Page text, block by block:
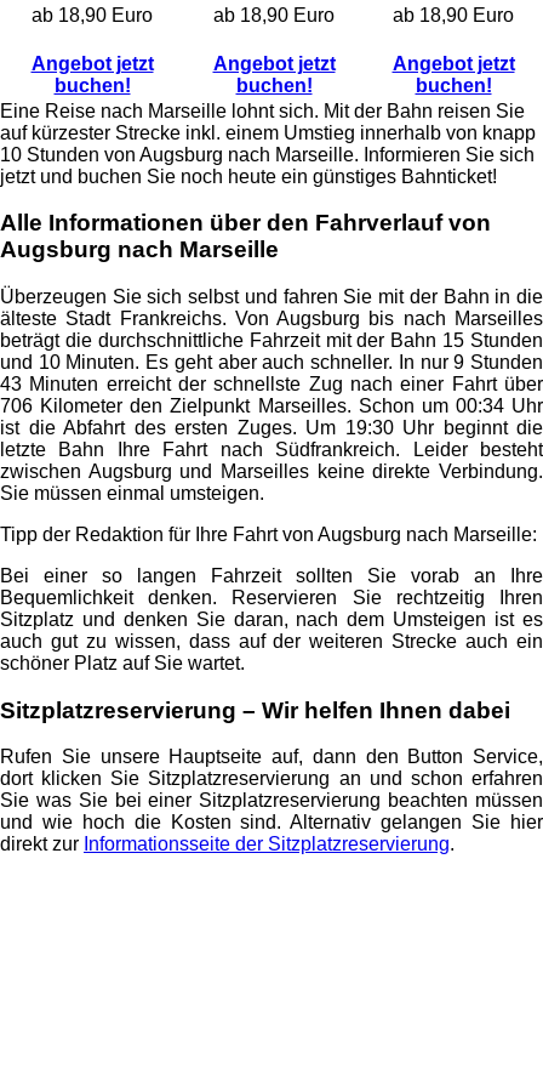
ab 18,90 Euro
ab 18,90 Euro ab 18,90 Euro
Angebot jetzt
buchen!
Angebot jetzt
buchen!
Angebot jetzt
buchen!
Eine Reise nach Marseille lohnt sich. Mit der Bahn reisen Sie
auf kürzester Strecke inkl. einem Umstieg innerhalb von knapp
10 Stunden von Augsburg nach Marseille. Informieren Sie sich
jetzt und buchen Sie noch heute ein günstiges Bahnticket!
Alle Informationen über den Fahrverlauf von
Augsburg nach Marseille
Überzeugen Sie sich selbst und fahren Sie mit der Bahn in die
älteste Stadt Frankreichs. Von Augsburg bis nach Marseilles
beträgt die durchschnittliche Fahrzeit mit der Bahn 15 Stunden
und 10 Minuten. Es geht aber auch schneller. In nur 9 Stunden
43 Minuten erreicht der schnellste Zug nach einer Fahrt über
706 Kilometer den Zielpunkt Marseilles. Schon um 00:34 Uhr
ist die Abfahrt des ersten Zuges. Um 19:30 Uhr beginnt die
letzte Bahn Ihre Fahrt nach Südfrankreich. Leider besteht
zwischen Augsburg und Marseilles keine direkte Verbindung.
Sie müssen einmal umsteigen.
Tipp der Redaktion für Ihre Fahrt von Augsburg nach Marseille:
Bei einer so langen Fahrzeit sollten Sie vorab an Ihre
Bequemlichkeit denken. Reservieren Sie rechtzeitig Ihren
Sitzplatz und denken Sie daran, nach dem Umsteigen ist es
auch gut zu wissen, dass auf der weiteren Strecke auch ein
schöner Platz auf Sie wartet.
Sitzplatzreservierung – Wir helfen Ihnen dabei
Rufen Sie unsere Hauptseite auf, dann den Button Service,
dort klicken Sie Sitzplatzreservierung an und schon erfahren
Sie was Sie bei einer Sitzplatzreservierung beachten müssen
und wie hoch die Kosten sind. Alternativ gelangen Sie hier
direkt zur Informationsseite der Sitzplatzreservierung.